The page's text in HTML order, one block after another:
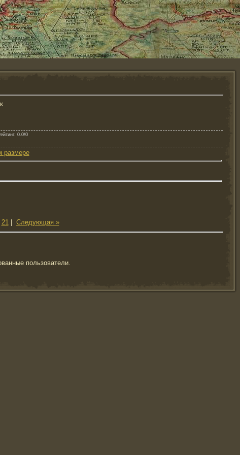
: 0.0/0
размере
21| Следующая »
пользователи.